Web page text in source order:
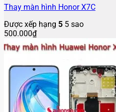
Thay màn hình Honor X7C
Được xếp hạng 5 5 sao
500.000₫